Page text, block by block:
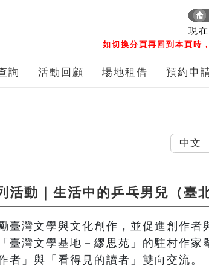
現
如切換分頁再回到本頁時
詢 活動回顧 場地租借 預約申
活動｜生活中的乒乓男兒（臺北
臺灣文學與文化創作，並促進創作者
臺灣文學基地－繆思苑」的駐村作家
者」與「看得見的讀者」雙向交流。